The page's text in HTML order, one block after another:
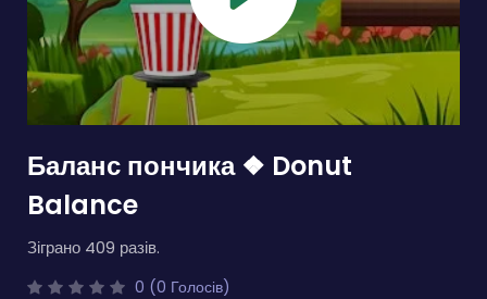
Баланс пончика ❖ Donut
Balance
Зіграно 409 разів.
0 (0 Голосів)